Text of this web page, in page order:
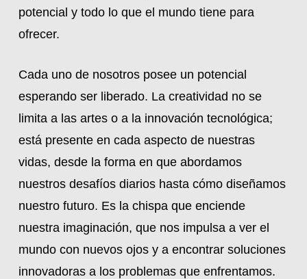
potencial y todo lo que el mundo tiene para
ofrecer.
Cada uno de nosotros posee un potencial
esperando ser liberado. La creatividad no se
limita a las artes o a la innovación tecnológica;
está presente en cada aspecto de nuestras
vidas, desde la forma en que abordamos
nuestros desafíos diarios hasta cómo diseñamos
nuestro futuro. Es la chispa que enciende
nuestra imaginación, que nos impulsa a ver el
mundo con nuevos ojos y a encontrar soluciones
innovadoras a los problemas que enfrentamos.